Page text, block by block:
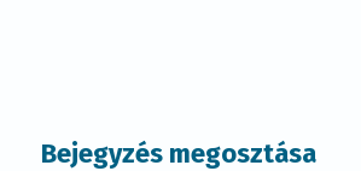
Bejegyzés megosztása